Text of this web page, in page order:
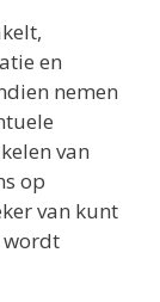
en
nemen
van
op
van kunt
wordt